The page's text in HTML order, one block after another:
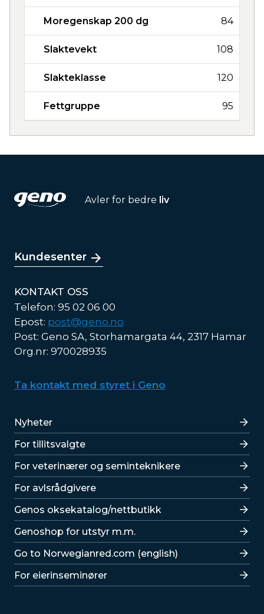
Moregenskap 200 dg 84
Slaktevekt 108
Slakteklasse 120
Fettgruppe 95
Avler for bedre liv
Kundesenter
KONTAKT OSS
Telefon: 95 02 06 00
Epost: post@geno.no
Post: Geno SA, Storhamargata 44, 2317 Hamar
Org.nr: 970028935
Ta kontakt med styret i Geno
Lenker
Nyheter
For tillitsvalgte
For veterinærer og seminteknikere
For avlsrådgivere
Lenker
Genos oksekatalog/nettbutikk
Genoshop for utstyr m.m.
Go to Norwegianred.com (english)
For eierinseminører